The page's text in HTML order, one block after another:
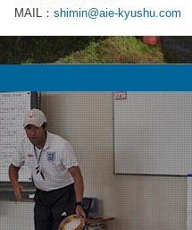
MAIL： shimin@aie-kyushu.com